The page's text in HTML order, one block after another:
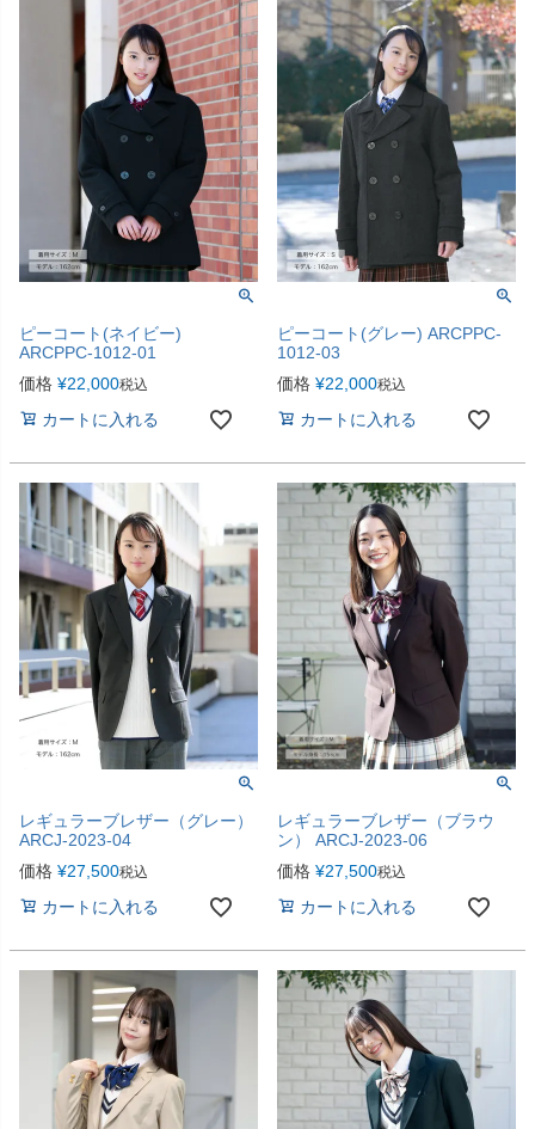
ピーコート(ネイビー)
ARCPPC-1012-01
価格 ¥22,000税込
カートに入れる
ピーコート(グレー) ARCPPC-
1012-03
価格 ¥22,000税込
カートに入れる
レギュラーブレザー（グレー）
ARCJ-2023-04
価格 ¥27,500税込
カートに入れる
レギュラーブレザー（ブラウ
ン） ARCJ-2023-06
価格 ¥27,500税込
カートに入れる